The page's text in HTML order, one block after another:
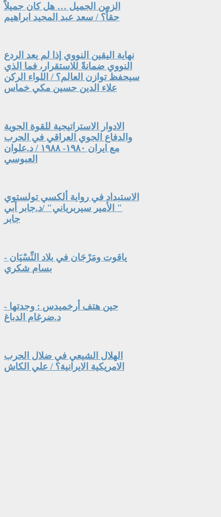
الزمن الجميل … هل كان جميلاً
حقاً؟ / سعد عبد المجيد ابراهيم
نهاية اليقين النووي إذا لم يعد الردع
النووي ضمانةً للاستقرار، فما الذي
سيحفظ توازن العالم؟ / اللواء الركن
علاء الدين حسين مكي خماس
الادوار الاستراتيجية للقوة الجوية
والدفاع الجوي العراقي في الحرب
مع ايران ١٩٨٠- ١٩٨٨ / د.علوان
العبوسي
الاستبداد في رواية ألكسي تولستوي
" الأمير سيربرياني" /د.جابر أبي
جابر
ياقوت ومَرْجَان في بلاد النِّسْيَان -
بسام شكري
حين هتف أرخميدس : وجدتها -
د.ضرغام الدباغ
الهلال الشيعي في ضلال الحرب
الامريكية الايرانية؟ / علي الكاش